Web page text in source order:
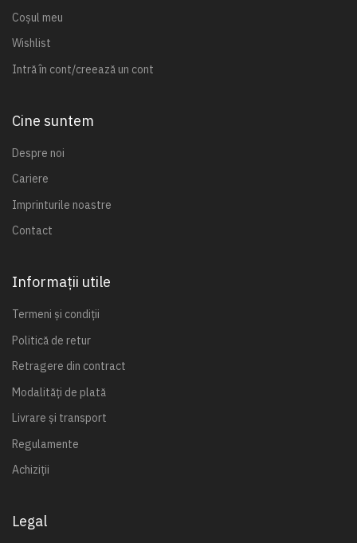
Coșul meu
Wishlist
Intră în cont/creează un cont
Cine suntem
Despre noi
Cariere
Imprinturile noastre
Contact
Informații utile
Termeni și condiții
Politică de retur
Retragere din contract
Modalități de plată
Livrare și transport
Regulamente
Achiziții
Legal